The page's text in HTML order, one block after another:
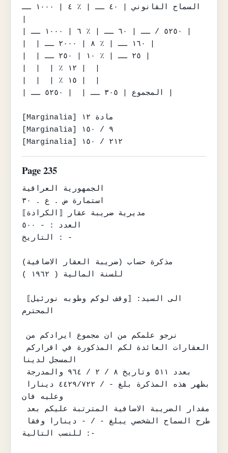
السماح القانوني | ٤٠ ــ | ٪ ٤ | ١٠٠٠ ــ
| ٥٢٥٠ / ــ | ٦٠ ــ | ٪ ٦ | ١٠٠٠ ــ |
|  | ١٦٠ ــ | ٪ ٨ | ٢٠٠٠ ــ |
|  | ٢٥ ــ | ٪ ١٠ | ٢٥٠ ــ |
|  |  | ٪ ١٢ |  |
|  |  | ٪ ١٥ |  |
| المجموع | ٣٠٥ ــ |  | ٥٢٥٠ ــ |
[Marginalia] مادة ١٢
[Marginalia] ٩ / ١٥٠
[Marginalia] ٢١٢ / ١٥٠
Page 235
الجمهورية العراقية
استمارة ض . ع . ٣٠
مديرية ضريبة عقار ⟦الكرادة⟧
العدد : - ٥٠٠
التاريخ : -
مذكرة حساب (ضريبة العقار الاضافية)
للسنة المالية ( ١٩٦٢ )
المحترم
نرجو علمكم من ان مجموع ايرادكم من
العقارات العائدة لكم المذكورة في اقراركم
المسجل لدينا
وعليه فان
للنسب التالية :-